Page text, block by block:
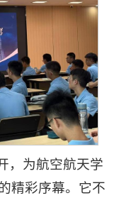
，为航空航天学
精彩序幕。它不